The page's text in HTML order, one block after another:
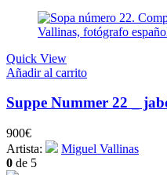
Quick View
Añadir al carrito
Suppe Nummer 22 _
900€
Artista:
Miguel Vallinas
0 de 5